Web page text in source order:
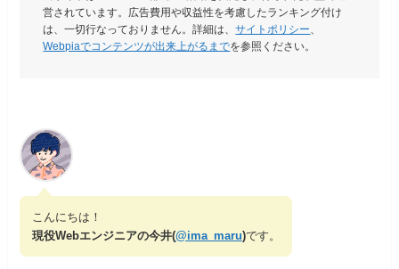
営されています。広告費用や収益性を考慮したランキング付け
は、一切行なっておりません。詳細は、サイトポリシー、
Webpiaでコンテンツが出来上がるまでを参照ください。
こんにちは！
現役Webエンジニアの今井(@ima_maru)です。